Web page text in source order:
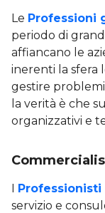
Le Professioni
periodo di
affiancano le
inerenti la sfera
gestire
la verità è che
organizzativi e
I
servizio e